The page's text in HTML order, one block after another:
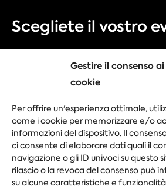
Gestire il consenso ai
cookie
Per offrire un'esperienza ottimale,
come i cookie per memorizzare e/o
informazioni del dispositivo. Il
ci consente di elaborare dati quali il
navigazione o gli ID univoci su questo
rilascio o la revoca del consenso può
su alcune caratteristiche e
Scegliete il vostro
Festival
Fai la tua